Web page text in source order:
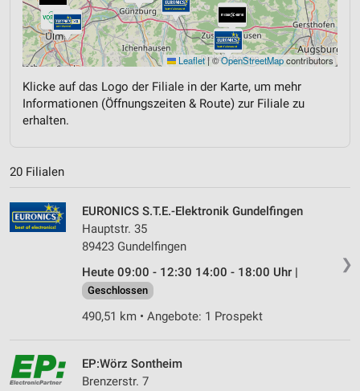
Leaflet |©OpenStreetMapcontributors
Klicke auf das Logo der Filiale in der Karte, um mehr
Informationen (Öffnungszeiten & Route) zur Filiale zu
erhalten.
20 Filialen
❯
EURONICS S.T.E.-Elektronik Gundelfingen
Hauptstr. 35
89423 Gundelfingen
Heute 09:00 - 12:30 14:00 - 18:00 Uhr |
Geschlossen
490,51 km • Angebote: 1 Prospekt
EP:Wörz Sontheim
Brenzerstr. 7